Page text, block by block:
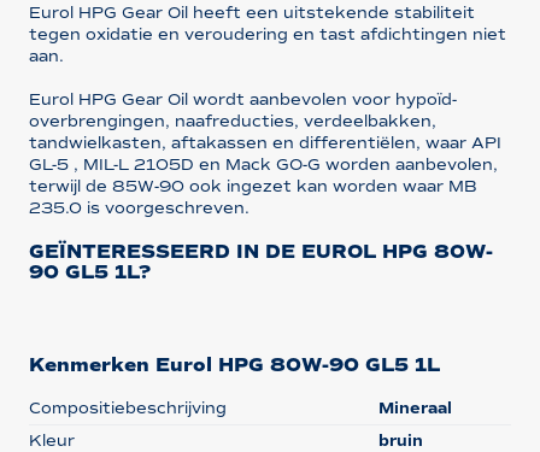
Eurol HPG Gear Oil heeft een uitstekende stabiliteit
tegen oxidatie en veroudering en tast afdichtingen niet
aan.
Eurol HPG Gear Oil wordt aanbevolen voor hypoïd-
overbrengingen, naafreducties, verdeelbakken,
tandwielkasten, aftakassen en differentiëlen, waar API
GL-5 , MIL-L 2105D en Mack GO-G worden aanbevolen,
terwijl de 85W-90 ook ingezet kan worden waar MB
235.0 is voorgeschreven.
GEÏNTERESSEERD IN DE EUROL HPG 80W-
90 GL5 1L?
Kenmerken Eurol HPG 80W-90 GL5 1L
Compositiebeschrijving
Mineraal
Kleur
bruin